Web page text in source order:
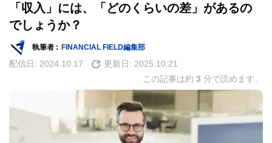
「収入」には、「どのくらいの差」があるの
でしょうか？
執筆者 : FINANCIAL FIELD編集部
配信日: 2024.10.17 更新日: 2025.10.21
この記事は約 3 分で読めます。